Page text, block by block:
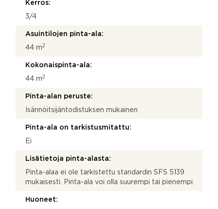
Kerros:
3/4
Asuintilojen pinta-ala:
44 m2
Kokonaispinta-ala:
44 m2
Pinta-alan peruste:
Isännöitsijäntodistuksen mukainen
Pinta-ala on tarkistusmitattu:
Ei
Lisätietoja pinta-alasta:
Pinta-alaa ei ole tarkistettu standardin SFS 5139
mukaisesti. Pinta-ala voi olla suurempi tai pienempi.
Huoneet: